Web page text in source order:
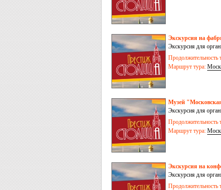
Экскурсия на
Экскурсия для
Продолжительность
Маршрут тура:
Музей
Экскурсия для
Продолжительность
Маршрут тура:
Экскурсия на
Экскурсия для
Продолжительность